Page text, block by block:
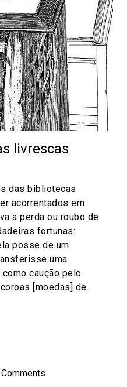
livrescas
das bibliotecas
acorrentados em
a perda ou roubo de
fortunas:
posse de um
uma
caução pelo
[moedas] de